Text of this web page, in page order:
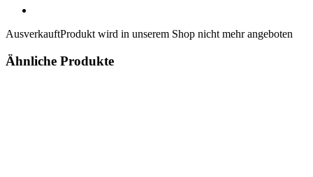
AusverkauftProdukt wird in unserem Shop nicht mehr angeboten
Ähnliche Produkte